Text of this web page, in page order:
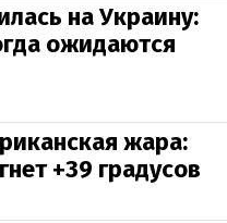
на Украину:
ожидаются
жара:
+39 градусов